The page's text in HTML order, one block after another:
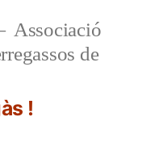
Associació
de
!